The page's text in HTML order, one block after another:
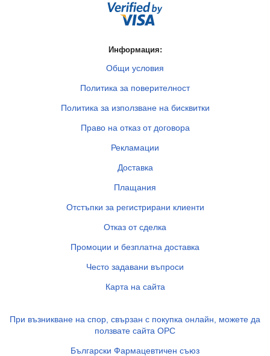
Информация:
Общи условия
Политика за поверителност
Политика за използване на бисквитки
Право на отказ от договора
Рекламации
Доставка
Плащания
Отстъпки за регистрирани клиенти
Отказ от сделка
Промоции и безплатна доставка
Често задавани въпроси
Карта на сайта
При възникване на спор, свързан с покупка онлайн, можете да
ползвате сайта ОРС
Български Фармацевтичен съюз